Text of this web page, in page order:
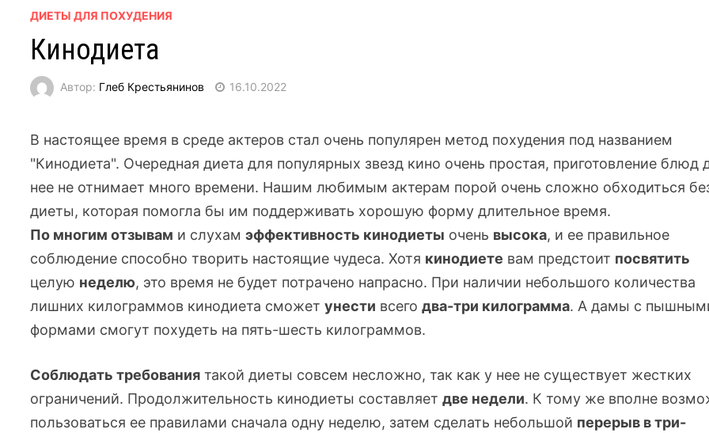
ДИЕТЫ ДЛЯ ПОХУДЕНИЯ
Кинодиета
Автор: Глеб Крестьянинов 16.10.2022
В настоящее время в среде актеров стал очень популярен метод похудения под названием
"Кинодиета". Очередная диета для популярных звезд кино очень простая, приготовление блюд
нее не отнимает много времени. Нашим любимым актерам порой очень сложно обходиться
диеты, которая помогла бы им поддерживать хорошую форму длительное время.
По многим отзывам и слухамэффективность кинодиеты очень высока, и ее правильное
соблюдение способно творить настоящие чудеса. Хотя кинодиете вам предстоит посвятить
целую неделю, это время не будет потрачено напрасно. При наличии небольшого количества
лишних килограммов кинодиета сможетунести всегодва-три килограмма. А дамы с
формами смогут похудеть на пять-шесть килограммов.
Соблюдать требования такой диеты совсем несложно, так как у нее не существует жестких
ограничений. Продолжительность кинодиеты составляетдве недели. К тому же вполне
пользоваться ее правилами сначала одну неделю, затем сделать небольшой перерыв втри-